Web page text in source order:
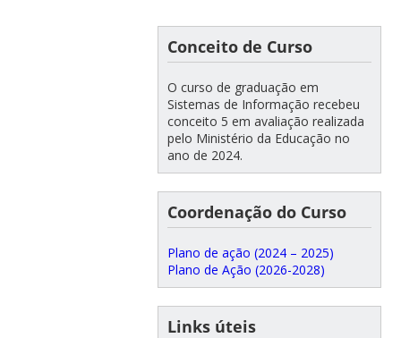
Conceito de Curso
O curso de graduação em
Sistemas de Informação recebeu
conceito 5 em avaliação realizada
pelo Ministério da Educação no
ano de 2024.
Coordenação do Curso
Plano de ação (2024 – 2025)
Plano de Ação (2026-2028)
Links úteis